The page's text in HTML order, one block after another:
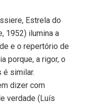
Estrela do
1952) ilumina a
e o repertório de
porque, a rigor, o
é similar.
dizer com
verdade (Luís